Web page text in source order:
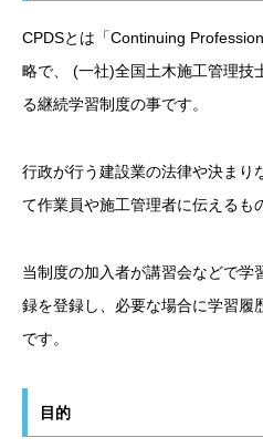
CPDSとは「Continuing
略で、 (一社)全国土木施工管理技
る継続学習制度の事です。
行政が行う建設業の法律や決まり
て作業員や施工管理者に伝えるも
当制度の加入者が講習会などで学
録を登録し、必要な場合に学習履
です。
目的